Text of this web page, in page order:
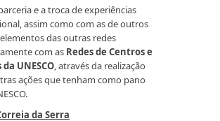
e a troca de experiências
assim como com as de outros
das outras redes
com as Redes de Centros e
UNESCO, através da realização
ações que tenham como pano
da Serra